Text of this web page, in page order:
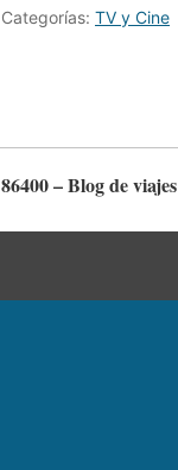
Categorías: TV y Cine
86400 – Blog de viajes